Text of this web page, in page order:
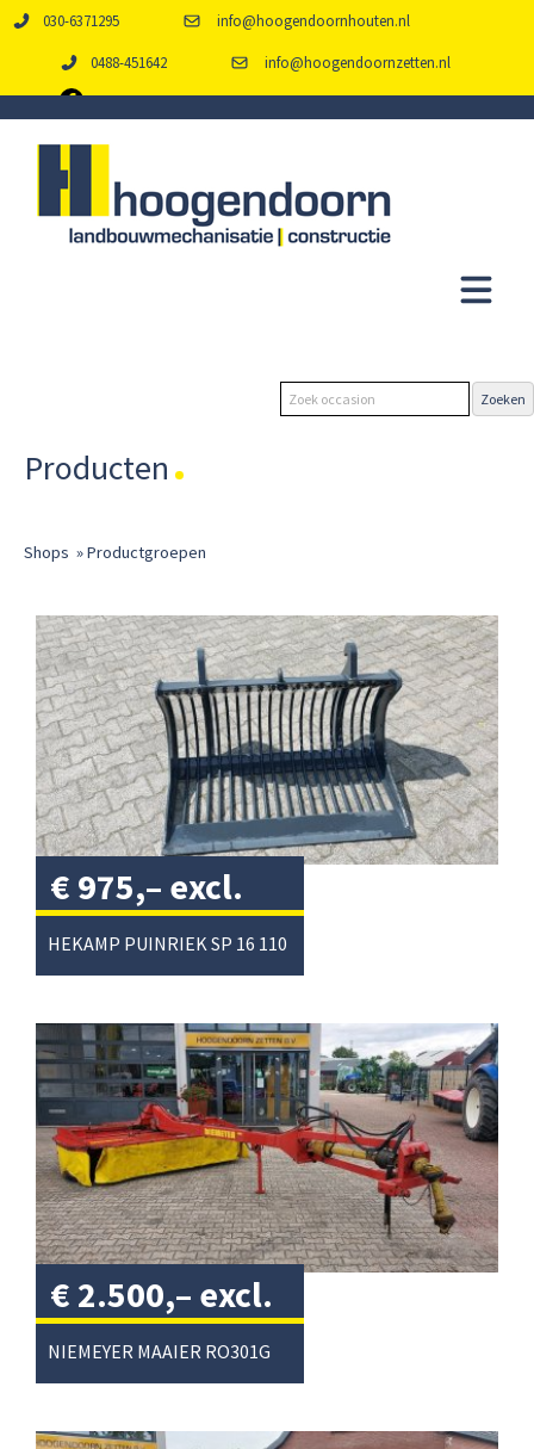
030-6371295 info@hoogendoornhouten.nl
0488-451642 info@hoogendoornzetten.nl
Producten
Shops »Productgroepen
HEKAMP PUINRIEK SP 16 110
€ 975,– excl.
btw/
NIEMEYER MAAIER RO301G
€ 2.500,– excl.
btw/